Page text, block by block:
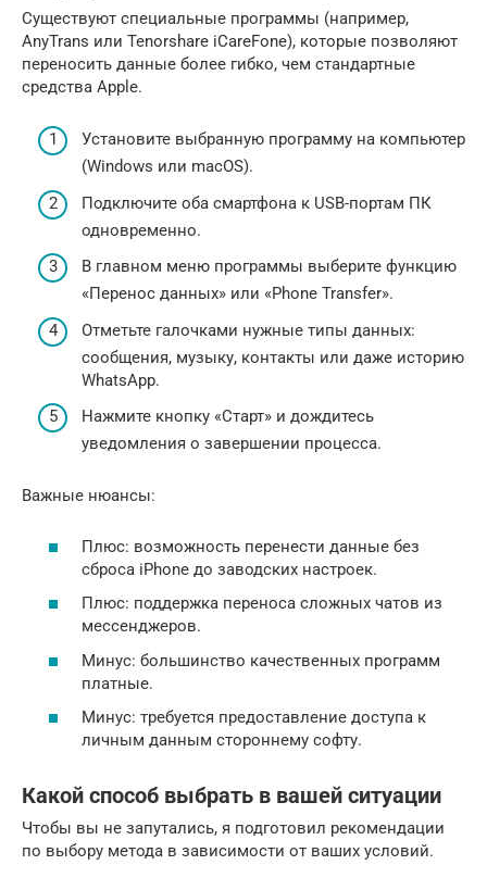
Существуют специальные программы (например,
AnyTrans или Tenorshare iCareFone), которые позволяют
переносить данные более гибко, чем стандартные
средства Apple.
Установите выбранную программу на компьютер
(Windows или macOS).
Подключите оба смартфона к USB-портам ПК
одновременно.
В главном меню программы выберите функцию
«Перенос данных» или «Phone Transfer».
Отметьте галочками нужные типы данных:
сообщения, музыку, контакты или даже историю
WhatsApp.
Нажмите кнопку «Старт» и дождитесь
уведомления о завершении процесса.
Важные нюансы:
Плюс: возможность перенести данные без
сброса iPhone до заводских настроек.
Плюс: поддержка переноса сложных чатов из
мессенджеров.
Минус: большинство качественных программ
платные.
Минус: требуется предоставление доступа к
личным данным стороннему софту.
Какой способ выбрать в вашей ситуации
Чтобы вы не запутались, я подготовил рекомендации
по выбору метода в зависимости от ваших условий.